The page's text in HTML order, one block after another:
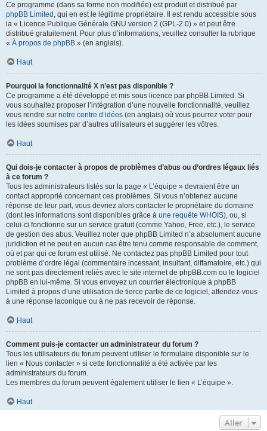
Ce programme (dans sa forme non modifiée) est produit et distribué par
phpBB Limited , qui en est le légitime propriétaire. Il est rendu accessible sous
la « Licence Publique Générale GNU version 2 (GPL-2.0) » et peut être
distribué gratuitement. Pour plus d’informations, veuillez consulter la rubrique
« À propos de phpBB » (en anglais).
Haut
Pourquoi la fonctionnalité X n’est pas disponible ?
Ce programme a été développé et mis sous licence par phpBB Limited. Si
vous souhaitez proposer l’intégration d’une nouvelle fonctionnalité, veuillez
vous rendre sur notre centre d’idées (en anglais) où vous pourrez voter pour
les idées soumises par d’autres utilisateurs et suggérer les vôtres.
Haut
Qui dois-je contacter à propos de problèmes d’abus ou d’ordres légaux liés
à ce forum ?
Tous les administrateurs listés sur la page « L’équipe » devraient être un
contact approprié concernant ces problèmes. Si vous n’obtenez aucune
réponse de leur part, vous devriez alors contacter le propriétaire du domaine
(dont les informations sont disponibles grâce à une requête WHOIS), ou, si
celui-ci fonctionne sur un service gratuit (comme Yahoo, Free, etc.), le service
de gestion des abus. Veuillez noter que phpBB Limited n’a absolument aucune
juridiction et ne peut en aucun cas être tenu comme responsable de comment,
où et par qui ce forum est utilisé. Ne contactez pas phpBB Limited pour tout
problème d’ordre légal (commentaire incessant, insultant, diffamatoire, etc.) qui
ne sont pas directement reliés avec le site internet de phpBB.com ou le logiciel
phpBB en lui-même. Si vous envoyez un courrier électronique à phpBB
Limited à propos d’une utilisation de tierce partie de ce logiciel, attendez-vous
à une réponse laconique ou à ne pas recevoir de réponse.
Haut
Comment puis-je contacter un administrateur du forum ?
Tous les utilisateurs du forum peuvent utiliser le formulaire disponible sur le
lien « Nous contacter » si cette fonctionnalité a été activée par les
administrateurs du forum.
Les membres du forum peuvent également utiliser le lien « L’équipe ».
Haut
Aller